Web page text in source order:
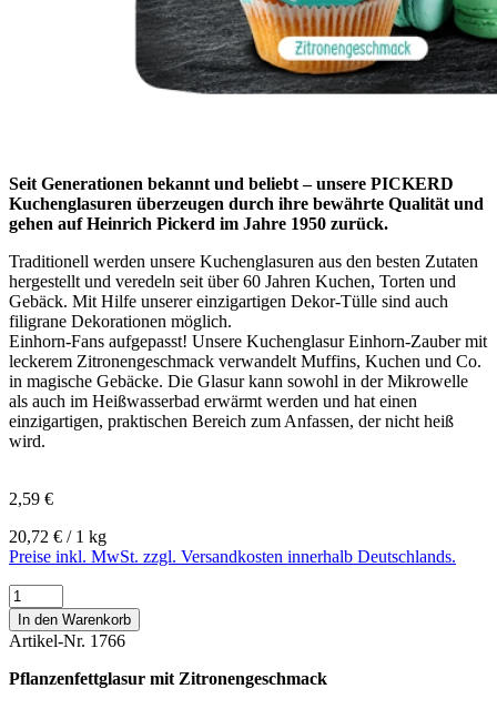
Seit Generationen bekannt und beliebt – unsere PICKERD
Kuchenglasuren überzeugen durch ihre bewährte Qualität und
gehen auf Heinrich Pickerd im Jahre 1950 zurück.
Traditionell werden unsere Kuchenglasuren aus den besten Zutaten
hergestellt und veredeln seit über 60 Jahren Kuchen, Torten und
Gebäck. Mit Hilfe unserer einzigartigen Dekor-Tülle sind auch
filigrane Dekorationen möglich.
Einhorn-Fans aufgepasst! Unsere Kuchenglasur Einhorn-Zauber mit
leckerem Zitronengeschmack verwandelt Muffins, Kuchen und Co.
in magische Gebäcke. Die Glasur kann sowohl in der Mikrowelle
als auch im Heißwasserbad erwärmt werden und hat einen
einzigartigen, praktischen Bereich zum Anfassen, der nicht heiß
wird.
2,59 €
20,72 € / 1 kg
Preise inkl. MwSt. zzgl. Versandkosten innerhalb Deutschlands.
In den Warenkorb
Artikel-Nr. 1766
Pflanzenfettglasur mit Zitronengeschmack